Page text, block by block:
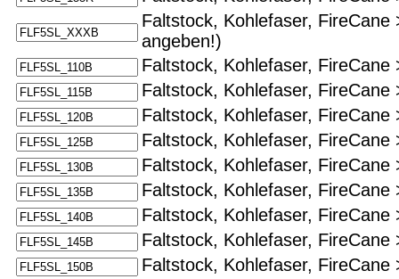
Faltstock, Kohlefaser,
angeben!)
Faltstock, Kohlefaser,
Faltstock, Kohlefaser,
Faltstock, Kohlefaser,
Faltstock, Kohlefaser,
Faltstock, Kohlefaser,
Faltstock, Kohlefaser,
Faltstock, Kohlefaser,
Faltstock, Kohlefaser,
Faltstock, Kohlefaser,